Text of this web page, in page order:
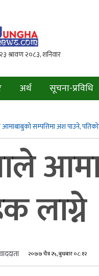
अर्थ सूचना-प्रविधि
सम्पत्तिमा अंश पाउने,
लाग्ने
२०७७ चैत्र २५, बुधबार ०८:१२